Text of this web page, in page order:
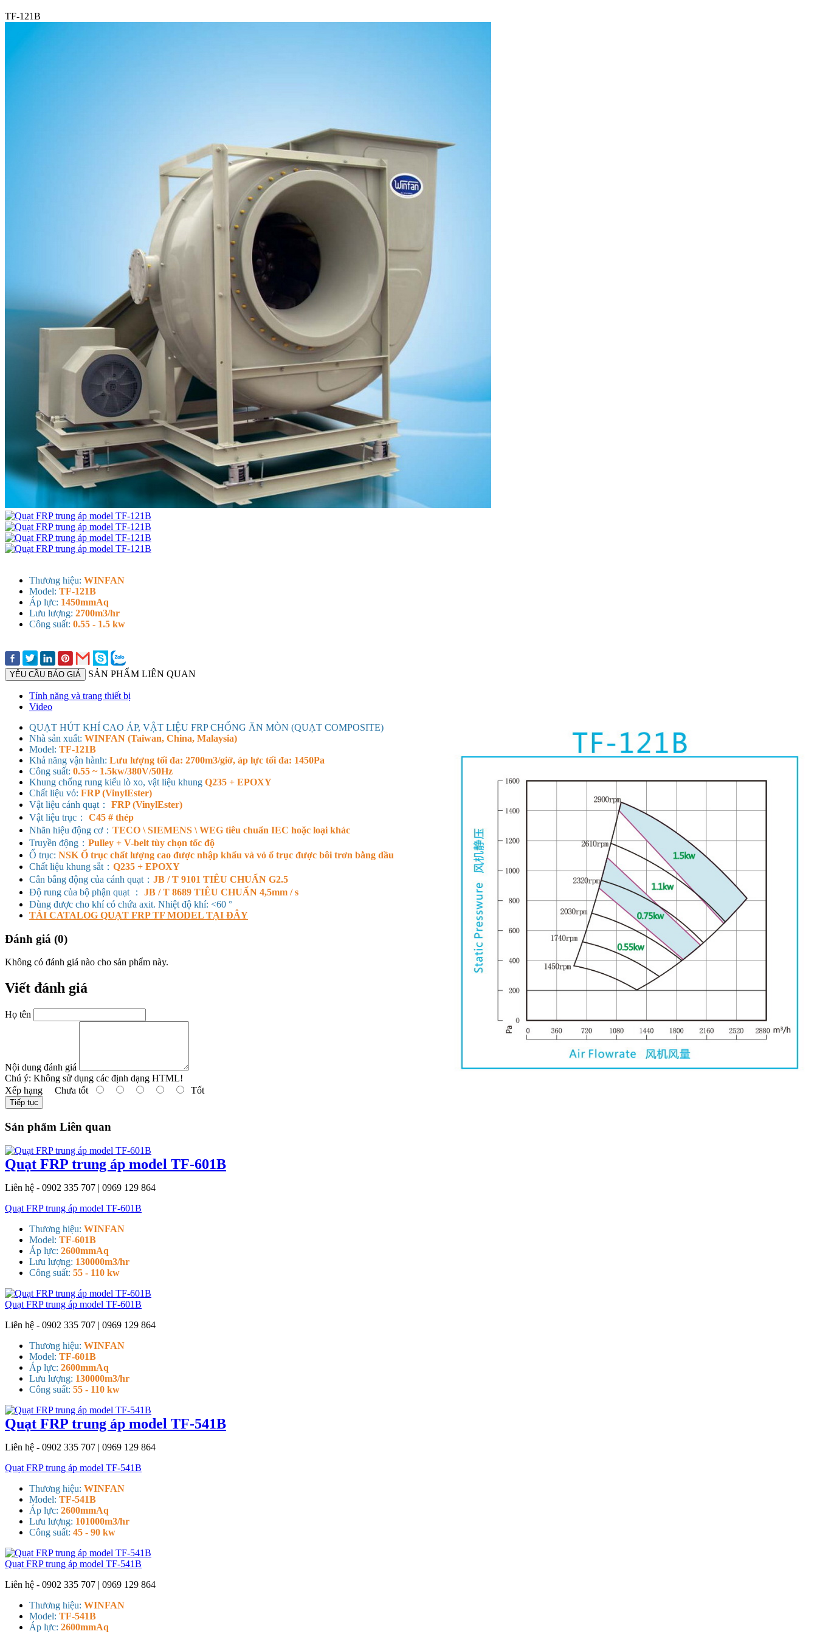
TF-121B
Thương hiệu: WINFAN
Model: TF-121B
Áp lực: 1450mmAq
Lưu lượng: 2700m3/hr
Công suất: 0.55 - 1.5 kw
YÊU CẦU BÁO GIÁ SẢN PHẨM LIÊN QUAN
Tính năng và trang thiết bị
Video
QUẠT HÚT KHÍ CAO ÁP, VẬT LIỆU FRP CHỐNG ĂN MÒN (QUẠT COMPOSITE)
Nhà sản xuất: WINFAN (Taiwan, China, Malaysia)
Model: TF-121B
Khả năng vận hành: Lưu lượng tối đa: 2700m3/giờ, áp lực tối đa: 1450Pa
Công suất: 0.55 ~ 1.5kw/380V/50Hz
Khung chống rung kiểu lò xo, vật liệu khung Q235 + EPOXY
Chất liệu vỏ: FRP (VinylEster)
Vật liệu cánh quạt： FRP (VinylEster)
Vật liệu trục： C45 # thép
Nhãn hiệu động cơ： TECO \ SIEMENS \ WEG tiêu chuẩn IEC hoặc loại khác
Truyền động： Pulley + V-belt tùy chọn tốc độ
Ổ trục: NSK Ổ trục chất lượng cao được nhập khẩu và vỏ ổ trục được bôi trơn bằng dầu
Chất liệu khung sắt： Q235 + EPOXY
Cân bằng động của cánh quạt： JB / T 9101 TIÊU CHUẨN G2.5
Độ rung của bộ phận quạt ： JB / T 8689 TIÊU CHUẨN 4,5mm / s
Dùng được cho khí có chứa axit. Nhiệt độ khí: <60 °
TẢI CATALOG QUẠT FRP TF MODEL TẠI ĐÂY
Đánh giá (0)
Không có đánh giá nào cho sản phẩm này.
Viết đánh giá
Họ tên
Nội dung đánh giá
Chú ý: Không sử dụng các định dạng HTML!
Xếp hạng Chưa tốt Tốt
Tiếp tục
Sản phẩm Liên quan
Quạt FRP trung áp model TF-601B
Liên hệ - 0902 335 707 | 0969 129 864
Quạt FRP trung áp model TF-601B
Thương hiệu: WINFAN
Model: TF-601B
Áp lực: 2600mmAq
Lưu lượng: 130000m3/hr
Công suất: 55 - 110 kw
Quạt FRP trung áp model TF-601B
Liên hệ - 0902 335 707 | 0969 129 864
Thương hiệu: WINFAN
Model: TF-601B
Áp lực: 2600mmAq
Lưu lượng: 130000m3/hr
Công suất: 55 - 110 kw
Quạt FRP trung áp model TF-541B
Liên hệ - 0902 335 707 | 0969 129 864
Quạt FRP trung áp model TF-541B
Thương hiệu: WINFAN
Model: TF-541B
Áp lực: 2600mmAq
Lưu lượng: 101000m3/hr
Công suất: 45 - 90 kw
Quạt FRP trung áp model TF-541B
Liên hệ - 0902 335 707 | 0969 129 864
Thương hiệu: WINFAN
Model: TF-541B
Áp lực: 2600mmAq